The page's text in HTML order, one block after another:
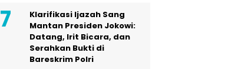
Klarifikasi Ijazah Sang
Mantan Presiden Jokowi:
Datang, Irit Bicara, dan
Serahkan Bukti di
Bareskrim Polri